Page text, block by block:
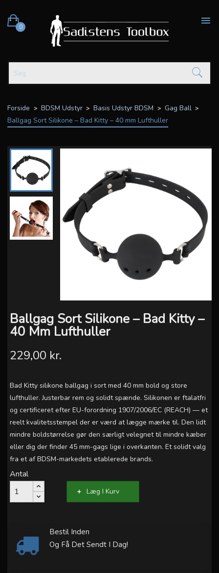
0

Forside BDSM Udstyr Basis Udstyr BDSM
Gag Ball
Ballgag Sort Silikone – Bad Kitty – 40 mm Lufthuller
Ballgag Sort Silikone – Bad Kitty –
40 Mm Lufthuller
229,00 kr.
Bad Kitty silikone ballgag i sort med 40 mm bold og store
lufthuller. Justerbar rem og solidt spænde. Silikonen er ftalatfri
og certificeret efter EU-forordning 1907/2006/EC (REACH) — et
reelt kvalitetsstempel der er værd at lægge mærke til. Den lidt
mindre boldstørrelse gør den særligt velegnet til mindre kæber
eller dig der finder 45 mm-gags lige i overkanten. Et solidt valg
fra et af BDSM-markedets etablerede brands.
Antal
Læg I Kurv
Bestil Inden
Og Få Det Sendt I Dag!